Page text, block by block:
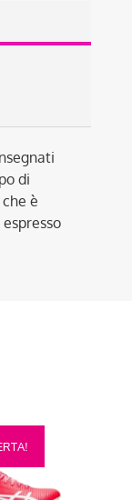
di
è